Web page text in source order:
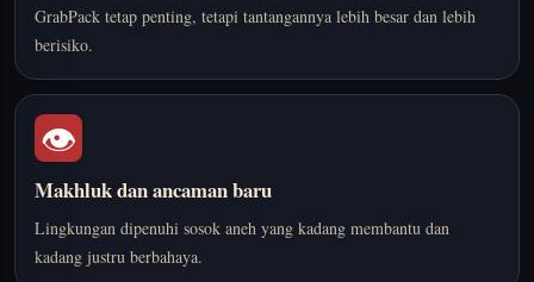
GrabPack tetap penting, tetapi tantangannya lebih besar dan lebih
berisiko.
👁️
Makhluk dan ancaman baru
Lingkungan dipenuhi sosok aneh yang kadang membantu dan
kadang justru berbahaya.